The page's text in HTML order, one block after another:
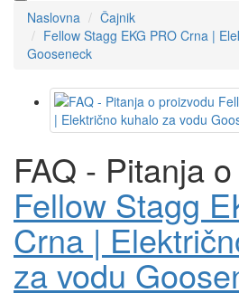
Naslovna
Čajnik
Fellow Stagg EKG PRO Crna |
Gooseneck
FAQ - Pitanja
Fellow Stagg
Crna |
za vodu